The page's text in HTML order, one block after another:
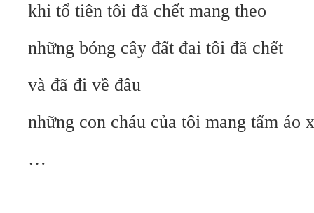
khi tổ tiên tôi đã chết mang theo
những bóng cây đất đai tôi đã chết
và đã đi về đâu
những con cháu của tôi mang tấm áo
…